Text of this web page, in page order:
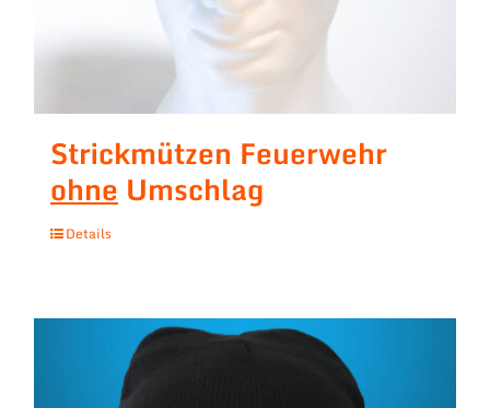
Strickmützen Feuerwehr
ohne Umschlag
Details